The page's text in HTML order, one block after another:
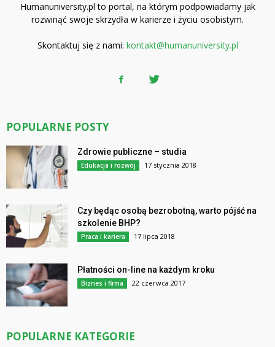
Humanuniversity.pl to portal, na którym podpowiadamy jak
rozwinąć swoje skrzydła w karierze i życiu osobistym.
Skontaktuj się z nami: kontakt@humanuniversity.pl
POPULARNE POSTY
Zdrowie publiczne – studia
Edukacja i rozwój 17 stycznia 2018
Czy będąc osobą bezrobotną, warto pójść na
szkolenie BHP?
Praca i kariera 17 lipca 2018
Płatności on-line na każdym kroku
Biznes i firma 22 czerwca 2017
POPULARNE KATEGORIE